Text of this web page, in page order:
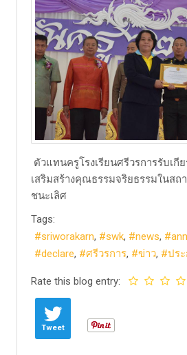
ตัวแทนครูโรงเรียนศรีวรการรับเกี
เสริมสร้างคุณธรรมจริยธรรมในสถ
ชนะเลิศ
Tags:
sriworakarn
swk news
declare
ศรีวรการ ข่าว ปร
Rate this blog entry:
Tweet